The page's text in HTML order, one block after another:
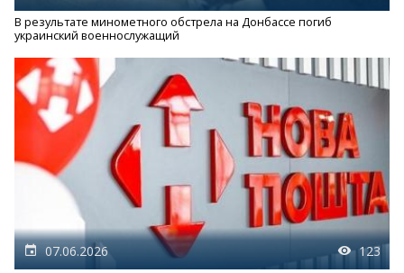
В результате минометного обстрела на Донбассе погиб
украинский военнослужащий
07.06.2026 123